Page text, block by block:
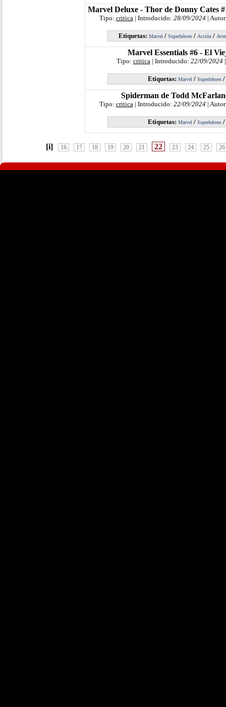
Marvel Deluxe - Thor de Donny Cates
Tipo: critica| Introducido: 28/09/2024|
Etiquetas: Marvel / Superhéroes / Acción /
Marvel Essentials #6 - El
Tipo: critica| Introducido: 22/09/2024|
Etiquetas: Marvel/ Superhéroes/
Spiderman de Todd
Tipo: critica| Introducido: 22/09/2024|
Etiquetas: Marvel/ Superhéroes/
[i] 16 17 18 19 20 21 22 23 24 25 26